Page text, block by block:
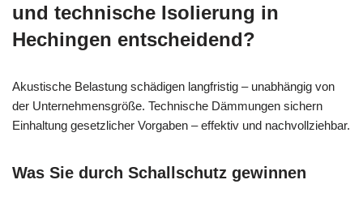
und technische Isolierung in
Hechingen entscheidend?
Akustische Belastung schädigen langfristig – unabhängig von
der Unternehmensgröße. Technische Dämmungen sichern
Einhaltung gesetzlicher Vorgaben – effektiv und nachvollziehbar.
Was Sie durch Schallschutz gewinnen